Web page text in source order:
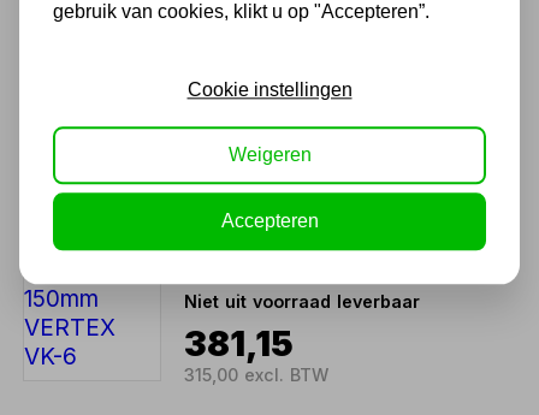
VK-5
301,29
249,00 excl. BTW
Freesklem 150mm VERTEX
Niet uit voorraad leverbaar
381,15
315,00 excl. BTW
gebruik van cookies, klikt u op "Accepteren”.
Cookie instellingen
Weigeren
Accepteren